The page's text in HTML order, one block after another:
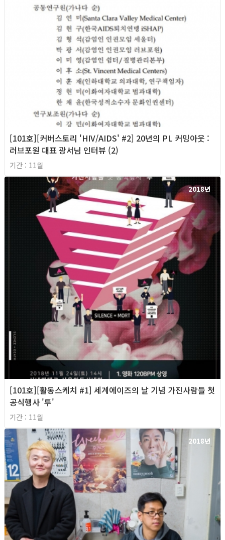
[101호][커버스토리 'HIV/AIDS' #2] 20년의 PL 커밍아웃 :
러브포원 대표 광서님 인터뷰 (2)
기간 : 11월
2018년
[101호][활동스케치 #1] 세계에이즈의 날 기념 가진사람들 첫
공식행사 '투'
기간 : 11월
2018년